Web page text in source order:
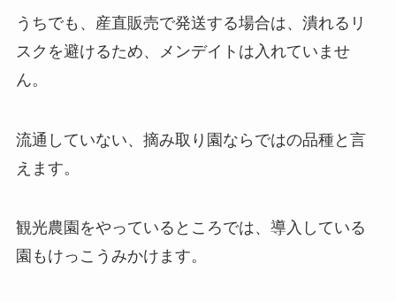
うちでも、産直販売で発送する場合は、潰れるリ
スクを避けるため、メンデイトは入れていませ
ん。
流通していない、摘み取り園ならではの品種と言
えます。
観光農園をやっているところでは、導入している
園もけっこうみかけます。